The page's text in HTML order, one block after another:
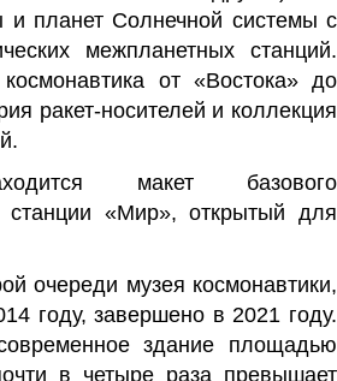
и планет Солнечной системы с
межпланетных станций.
космонавтика от «Востока» до
ракет-носителей и коллекция
макет базового
станции «Мир», открытый для
очереди музея космонавтики,
году, завершено в 2021 году.
здание площадью
в четыре раза превышает